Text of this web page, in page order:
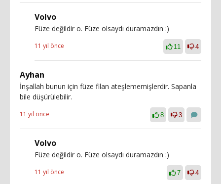
Volvo
Füze değildir o. Füze olsaydı duramazdın :)
11 yıl önce 11 4
Ayhan
İnşallah bunun için füze filan ateşlememişlerdir. Sapanla
bile düşürülebilir.
11 yıl önce 8 3
Volvo
Füze değildir o. Füze olsaydı duramazdın :)
11 yıl önce 7 4